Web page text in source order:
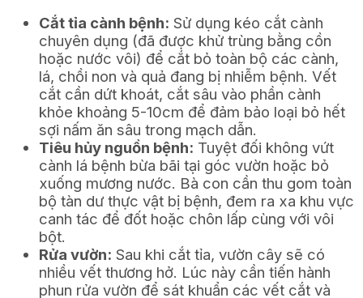
Cắt tỉa cành bệnh: Sử dụng kéo cắt cành
chuyên dụng (đã được khử trùng bằng cồn
hoặc nước vôi) để cắt bỏ toàn bộ các cành,
lá, chồi non và quả đang bị nhiễm bệnh. Vết
cắt cần dứt khoát, cắt sâu vào phần cành
khỏe khoảng 5-10cm để đảm bảo loại bỏ hết
sợi nấm ăn sâu trong mạch dẫn.
Tiêu hủy nguồn bệnh: Tuyệt đối không vứt
cành lá bệnh bừa bãi tại góc vườn hoặc bỏ
xuống mương nước. Bà con cần thu gom toàn
bộ tàn dư thực vật bị bệnh, đem ra xa khu vực
canh tác để đốt hoặc chôn lấp cùng với vôi
bột.
Rửa vườn: Sau khi cắt tỉa, vườn cây sẽ có
nhiều vết thương hở. Lúc này cần tiến hành
phun rửa vườn để sát khuẩn các vết cắt và